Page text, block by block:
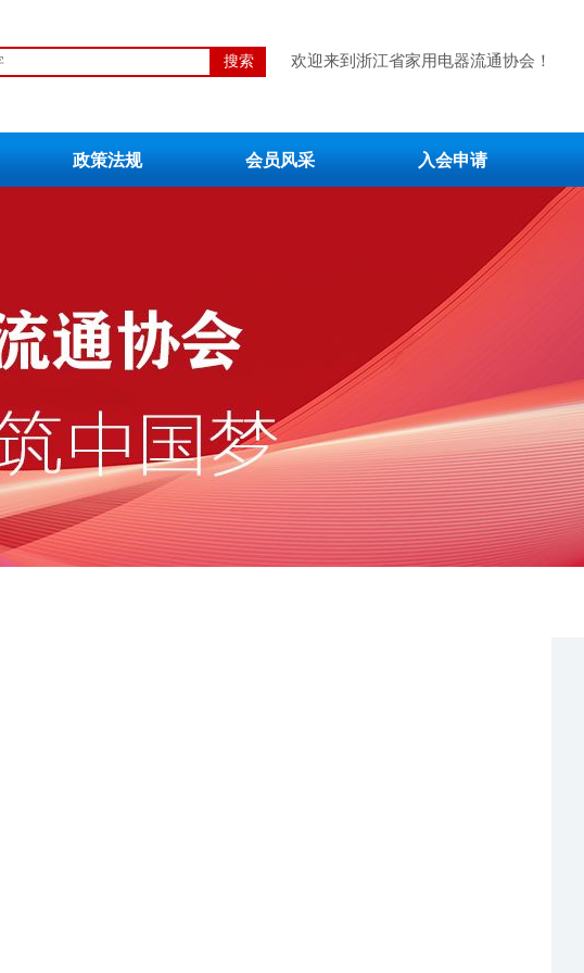
欢迎来到浙江省家用电器流通协会！
搜索
政策法规 会员风采 入会申请